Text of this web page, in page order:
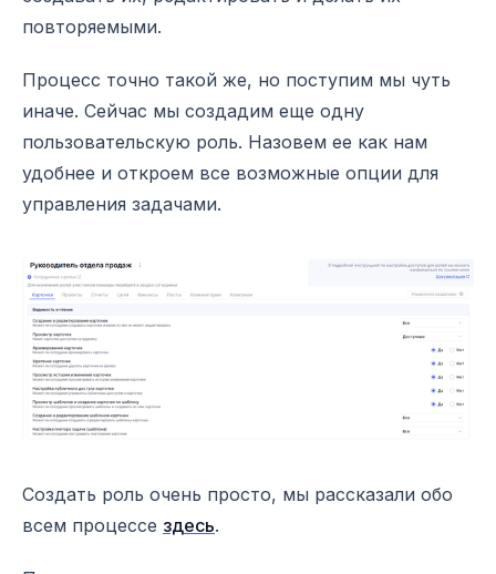
повторяемыми.
Процесс точно такой же, но поступим мы чуть
иначе. Сейчас мы создадим еще одну
пользовательскую роль. Назовем ее как нам
удобнее и откроем все возможные опции для
управления задачами.
Создать роль очень просто, мы рассказали обо
всем процессе здесь.